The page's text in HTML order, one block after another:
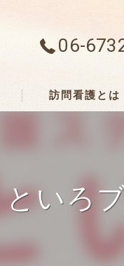
06-
訪問看護とは
といろ